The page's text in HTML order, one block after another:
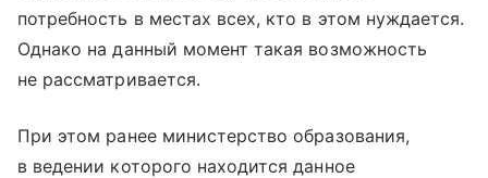
потребность в местах всех, кто в этом нуждается.
Однако на данный момент такая возможность
не рассматривается.
При этом ранее министерство образования,
в ведении которого находится данное